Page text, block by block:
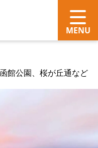
館公園、桜が丘通など